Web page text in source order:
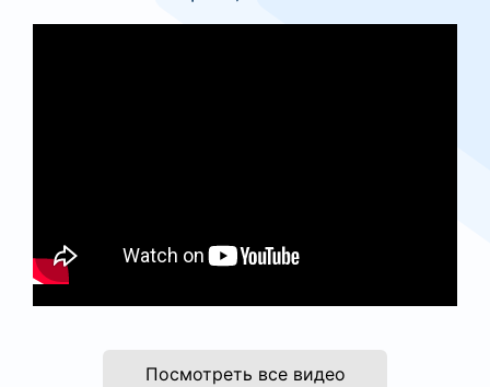
Посмотреть все видео